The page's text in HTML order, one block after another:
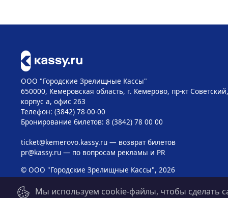
ООО "Городские Зрелищные Кассы"
650000, Кемеровская область, г. Кемерово, пр-кт
корпус а, офис 263
Телефон: (3842) 78-00-00
Бронирование билетов: 8 (3842) 78 00 00
ticket@kemerovo.kassy.ru— возврат билетов
pr@kassy.ru— по вопросам рекламы и PR
© ООО "Городские Зрелищные Кассы", 2026
Мы используем cookie-файлы, чтобы сделать